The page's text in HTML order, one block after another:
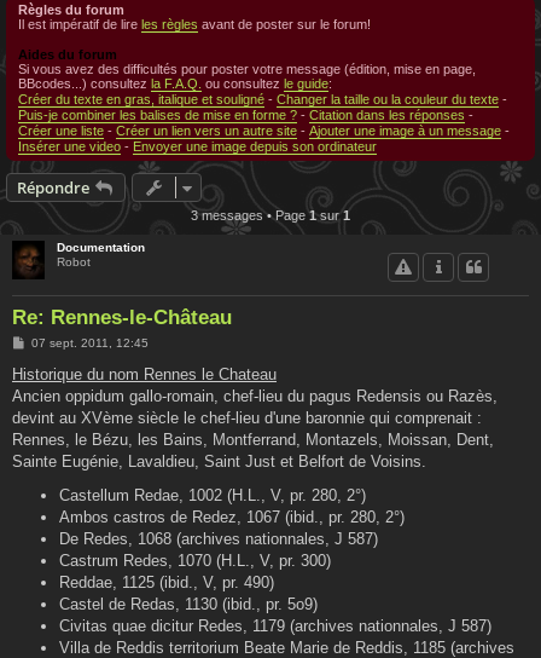
Règles du forum
Il est impératif de lire les règles avant de poster sur le forum!
Aides du forum
Si vous avez des difficultés pour poster votre message (édition, mise en page,
BBcodes...) consultez la F.A.Q. ou consultez le guide:
Créer du texte en gras, italique et souligné - Changer la taille ou la couleur du texte -
Puis-je combiner les balises de mise en forme ? - Citation dans les réponses -
Créer une liste - Créer un lien vers un autre site - Ajouter une image à un message -
Insérer une video - Envoyer une image depuis son ordinateur
Répondre
3 messages • Page1sur1
Documentation
Robot
Re: Rennes-le-Château
M
s
s
a
g
07 sept. 2011, 12:45
Historique du nom Rennes le Chateau
Ancien oppidum gallo-romain, chef-lieu du pagus Redensis ou Razès,
devint au XVème siècle le chef-lieu d'une baronnie qui comprenait :
Rennes, le Bézu, les Bains, Montferrand, Montazels, Moissan, Dent,
Sainte Eugénie, Lavaldieu, Saint Just et Belfort de Voisins.
Castellum Redae, 1002 (H.L., V, pr. 280, 2°)
Ambos castros de Redez, 1067 (ibid., pr. 280, 2°)
De Redes, 1068 (archives nationnales, J 587)
Castrum Redes, 1070 (H.L., V, pr. 300)
Reddae, 1125 (ibid., V, pr. 490)
Castel de Redas, 1130 (ibid., pr. 5o9)
Civitas quae dicitur Redes, 1179 (archives nationnales, J 587)
Villa de Reddis territorium Beate Marie de Reddis, 1185 (archives